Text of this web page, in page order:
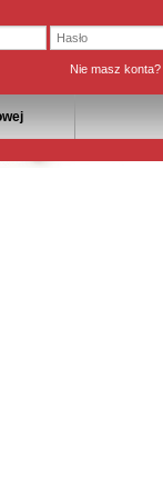
Nie masz konta?